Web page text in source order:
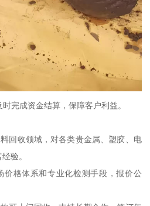
时完成资金结算，保障客户利益。
料回收领域，对各类贵金属、塑胶、电
验。
价格体系和专业化检测手段，报价公